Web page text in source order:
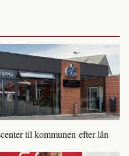
til kommunen efter lån